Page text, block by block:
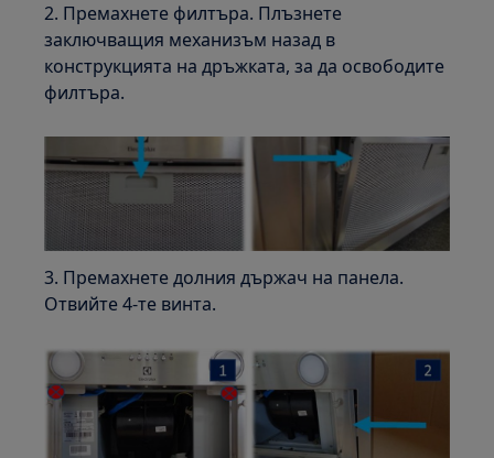
2. Премахнете филтъра. Плъзнете
заключващия механизъм назад в
конструкцията на дръжката, за да освободите
филтъра.
3. Премахнете долния държач на панела.
Отвийте 4-те винта.